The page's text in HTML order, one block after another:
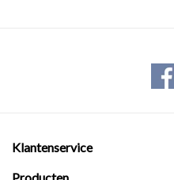
Klantenservice